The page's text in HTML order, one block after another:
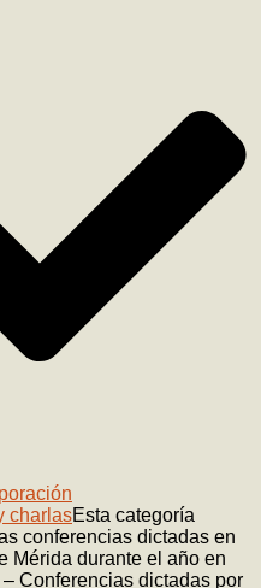
charlasEsta categoría
conferencias dictadas en
Mérida durante el año en
Conferencias dictadas por